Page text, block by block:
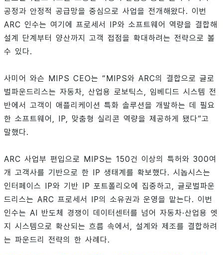
공정과 안정적 공급망을 중심으로 사업을 전개해왔다. 이번
ARC 인수는 여기에 프로세서 IP와 소프트웨어 역량을 결합해
설계 단계부터 양산까지 고객 접점을 확대하려는 전략으로 볼
수 있다.
사미어 와슨 MIPS CEO는 “MIPS와 ARC의 결합으로 글로
벌파운드리스는 자동차, 산업용 로보틱스, 임베디드 시스템 전
반에서 고객이 애플리케이션 특화 솔루션을 개발하는 데 필요
한 소프트웨어, IP, 맞춤형 실리콘 역량을 제공하게 됐다”고
말했다.
ARC 사업부 편입으로 MIPS는 150건 이상의 특허와 300여
개 고객사를 기반으로 한 IP 생태계를 확보했다. 시놉시스는
인터페이스 IP와 기반 IP 포트폴리오에 집중하고, 글로벌파운
드리스는 ARC 프로세서 IP의 소유권과 운영을 맡는다. 이번
인수는 AI 반도체 경쟁이 데이터센터를 넘어 자동차·산업용 엣
지 시스템으로 확산되는 흐름 속에서, 설계와 제조를 결합하려
는 파운드리 전략의 한 사례다.